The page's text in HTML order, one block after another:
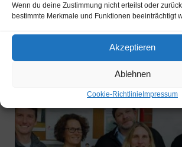
Wenn du deine Zustimmung nicht erteilst oder
bestimmte Merkmale und Funktionen beeinträchtigt
Akzeptieren
Ablehnen
Cookie-RichtlinieImpressum
Schüler,Liebe Eltern, ich möchte mich von
bei Ihnen und euch für die großartige
das Engagement[…]